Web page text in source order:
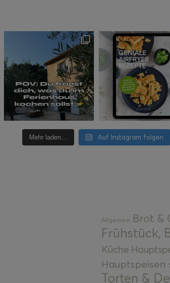
Mehr laden… Auf Instagram folgen
Allgemein Brot &
Frühstück,
Küche
Hauptspeisen
Torten &